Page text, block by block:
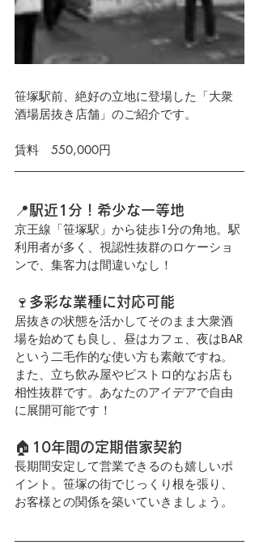
笹塚駅前、絶好の立地に登場した「大衆
酒場居抜き店舗」のご紹介です。
賃料　550,000円
📍駅近1分！希少な一等地
京王線「笹塚駅」から徒歩1分の角地。駅
利用者が多く、視認性抜群のロケーショ
ンで、集客力は間違いなし！
🍷多彩な業種に対応可能
居抜きの状態を活かしてそのまま大衆酒
場を始めても良し、昼はカフェ、夜はBAR
という二毛作的な使い方も素敵ですね。
また、立ち飲み屋やビストロ的なお店も
相性抜群です。あなたのアイデアで自由
に展開可能です！
🏠10年間の定期借家契約
長期間安定して営業できるのも嬉しいポ
イント。笹塚の街でじっくり根を張り、
お客様との関係を築いていきましょう。